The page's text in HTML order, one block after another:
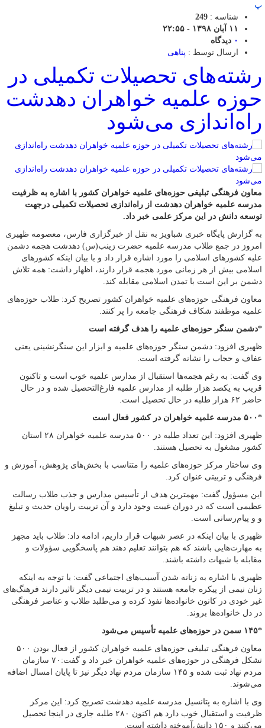
پ
شناسه : 249
۱۱ آبان ۱۳۹۸ - ۲۲:۵۵
۰ دیدگاه
ارسال توسط : پناهی
رشته‌های تحصیلات تکمیلی در
حوزه علمیه خواهران دهدشت
راه‌اندازی می‌شود
معاون فرهنگی تبلیغی حوزه‌های علمیه خواهران کشور با اشاره به ظرفیت
مدرسه علمیه خواهران دهدشت از راه‌اندازی تحصیلات تکمیلی درجهت
توسعه دانش در این مرکز علمی خبر داد.
به گزارش پایگاه خبری شباویز به نقل از خبرگزاری فارس، معصومه ظهیری
امروز در جمع طلاب مدرسه علمیه حضرت زینب(س) دهدشت هجمه دشمن
علیه کشورهای اسلامی را مورد اشاره قرار داد و با بیان اینکه کشورهای
اسلامی بیش از هر زمانی مورد هجمه قرار دارند، اظهار داشت: همه تلاش
دشمن بر این است با تمدن اسلامی مقابله کند.
معاون فرهنگی حوزه‌های علمیه خواهران کشور تصریح کرد: طلاب حوزه‌های
علمیه موظفند شکاف فرهنگی جامعه را پر کنند.
*دشمن سنگر حوزه‌های علمیه را هدف گرفته است
ظهیری افزود: دشمن سنگر حوزه‌های علمیه و ابزار این سنگرنشینی یعنی
عفاف و حجاب را نشانه گرفته است.
وی گفت: به رغم هجمه‌ها استقبال از مدارس علمیه خوب است و تاکنون
قریب به یکصد هزار طلبه از مدارس علمیه فارغ‌التحصیل شده و در حال
حاضر ۶۲ هزار طلبه در حال تحصیل است.
*۵۰۰ مدرسه علمیه خواهران در کشور فعال است
ظهیری افزود: این تعداد طلبه در ۵۰۰ مدرسه علمیه خواهران ۲۸ استان
کشور مشغول به تحصیل هستند.
وی ساختار مرکز حوزه‌های علمیه را متناسب با بخش‌های پژوهش، آموزش و
فرهنگی و تربیتی عنوان کرد.
این مسؤول گفت: مهمترین هدف از تأسیس مدارس و جذب طلاب رسالت
عظیمی است که در دوران غیبت وجود دارد و آن تربیت راویان حدیث و تبلیغ
و و پیام‌رسانی است.
ظهیری با بیان اینکه در عصر شبهات قرار داریم، ادامه داد: طلاب باید مجهز
به مهارت‌هایی باشند که هم بتوانند تعلیم دهند هم پاسخگویی سؤولات و
مقابله با شبهات داشته باشند.
ظهیری با اشاره به زنانه شدن آسیب‌های اجتماعی گفت: با توجه به اینکه
زنان نیمی از پیکره جامعه هستند و در تربیت نیمی دیگر تاثیر دارند فرهنگ‌های
غیر خودی در کانون خانواده‌ها نفوذ کرده و می‌طلبد طلاب و عناصر فرهنگی
در دل خانواده‌ها بروند.
*۱۴۵ سمن در حوزه‌های علمیه تأسیس می‌شود
معاون فرهنگی تبلیغی حوزه‌های علمیه خواهران کشور از فعال بودن ۵۰۰
تشکل فرهنگی در حوزه‌های علمیه خواهران خبر داد و گفت:۷۰ سازمان
مردم نهاد ثبت شده و ۱۴۵ سازمان مردم نهاد دیگر نیز تا پایان امسال اضافه
می‌شوند.
وی با اشاره به پتانسیل مدرسه علمیه دهدشت تصریح کرد: این مرکز
ظرفیت و استقبال خوب دارد هم اکنون ۲۸۰ طلبه جاری در اینجا تحصیل
می‌کنند و ۱۵۰ دانش‌آموخته داشته است.